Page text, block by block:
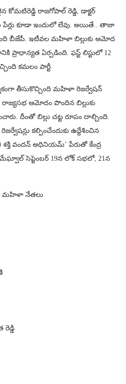
కోమటిరెడ్డి రాజగోపాల్ రెడ్డి, డాక్టర్
పేర్లు కూడా ఇందులో లేవు. అయితే.. తాజా
బీజేపీ. ఇటీవల మహిళా బిల్లుకు ఆమోద
ప్రాధాన్యత ఏర్పడింది. ఫస్ట్ లిస్టులో 12
కమలం పార్టీ.
తీసుకొచ్చింది మహిళా రిజర్వేషన్
రాజ్యసభ ఆమోదం పొందిన బిల్లుకు
దీంతో బిల్లు చట్ట రూపం దాల్చింది.
కల్పించేందుకు ఉద్దేశించిన
వందన్‌‌‌‌‌‌‌‌‌‌‌‌‌‌‌‌‌‌‌‌‌‌‌‌‌‌‌‌‌‌‌‌ అధినియమ్‌‌‌‌‌‌‌‌‌‌‌‌‌‌‌‌‌‌‌‌‌‌‌‌‌‌‌‌‌‌‌‌’ పేరుతో కేంద్ర
సెప్టెంబర్‌‌‌‌‌‌‌‌‌‌‌‌‌‌‌‌‌‌‌‌‌‌‌‌‌‌‌‌‌‌‌‌ 19న లోక్‌‌‌‌‌‌‌‌‌‌‌‌‌‌‌‌‌‌‌‌‌‌‌‌‌‌‌‌‌‌‌‌ సభలో, 21న
మహిళా నేతలు